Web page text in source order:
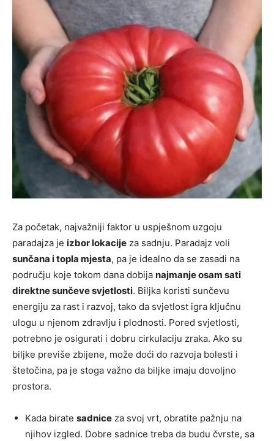
Za početak, najvažniji faktor u uspješnom uzgoju
paradajza je izbor lokacije za sadnju. Paradajz voli
sunčana i topla mjesta, pa je idealno da se zasadi na
području koje tokom dana dobija najmanje osam sati
direktne sunčeve svjetlosti. Biljka koristi sunčevu
energiju za rast i razvoj, tako da svjetlost igra ključnu
ulogu u njenom zdravlju i plodnosti. Pored svjetlosti,
potrebno je osigurati i dobru cirkulaciju zraka. Ako su
biljke previše zbijene, može doći do razvoja bolesti i
štetočina, pa je stoga važno da biljke imaju dovoljno
prostora.
Kada birate sadnice za svoj vrt, obratite pažnju na
njihov izgled. Dobre sadnice treba da budu čvrste, sa